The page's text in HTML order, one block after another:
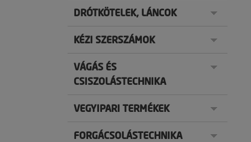
DRÓTKÖTELEK, LÁNCOK
KÉZI SZERSZÁMOK
VÁGÁS ÉS
CSISZOLÁSTECHNIKA
VEGYIPARI TERMÉKEK
FORGÁCSOLÁSTECHNIKA